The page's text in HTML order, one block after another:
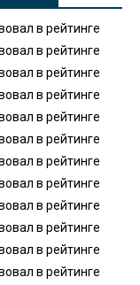
в рейтинге
в рейтинге
в рейтинге
в рейтинге
в рейтинге
в рейтинге
в рейтинге
в рейтинге
в рейтинге
в рейтинге
в рейтинге
в рейтинге